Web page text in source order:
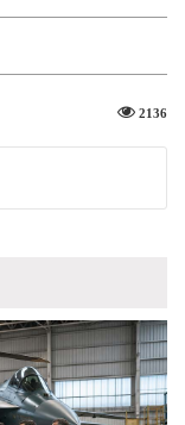
2136